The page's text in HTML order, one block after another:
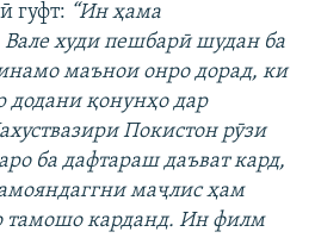
гуфт: “Ин ҳама
худи пешбарӣ шудан ба
маънои онро дорад, ки
додани қонунҳо дар
Покистон рӯзи
ба дафтараш даъват кард,
маҷлис ҳам
тамошо карданд. Ин филм